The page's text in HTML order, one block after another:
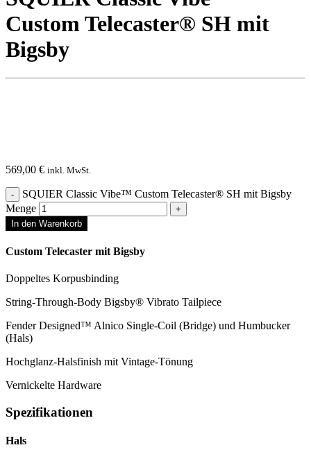
Custom Telecaster® SH mit
Bigsby
569,00 € inkl. MwSt.
SQUIER Classic Vibe™ Custom Telecaster® SH mit Bigsby
Menge
In den Warenkorb
Custom Telecaster mit Bigsby
Doppeltes Korpusbinding
String-Through-Body Bigsby® Vibrato Tailpiece
Fender Designed™ Alnico Single-Coil (Bridge) und Humbucker
(Hals)
Hochglanz-Halsfinish mit Vintage-Tönung
Vernickelte Hardware
Spezifikationen
Hals